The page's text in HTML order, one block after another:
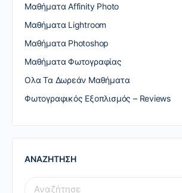
Μαθήματα Affinity Photo
Μαθήματα Lightroom
Μαθήματα Photoshop
Μαθήματα Φωτογραφίας
Ολα Τα Δωρεάν Μαθήματα
Φωτογραφικός Εξοπλισμός – Reviews
ΑΝΑΖΗΤΗΣΗ
SEARCH